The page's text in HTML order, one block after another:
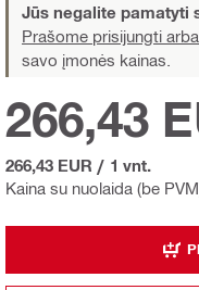
Jūs negalite pamatyti
Prašome prisijungti
savo įmonės kainas.
Kaina su nuolaida (be
266,43
266,43 EUR / 1 vnt.